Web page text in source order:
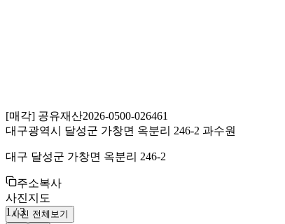
[매각] 공유재산2026-0500-026461
대구광역시 달성군 가창면 옥분리 246-2 과수원
대구 달성군 가창면 옥분리 246-2
주소복사
사진지도
1 /3
사진 전체보기